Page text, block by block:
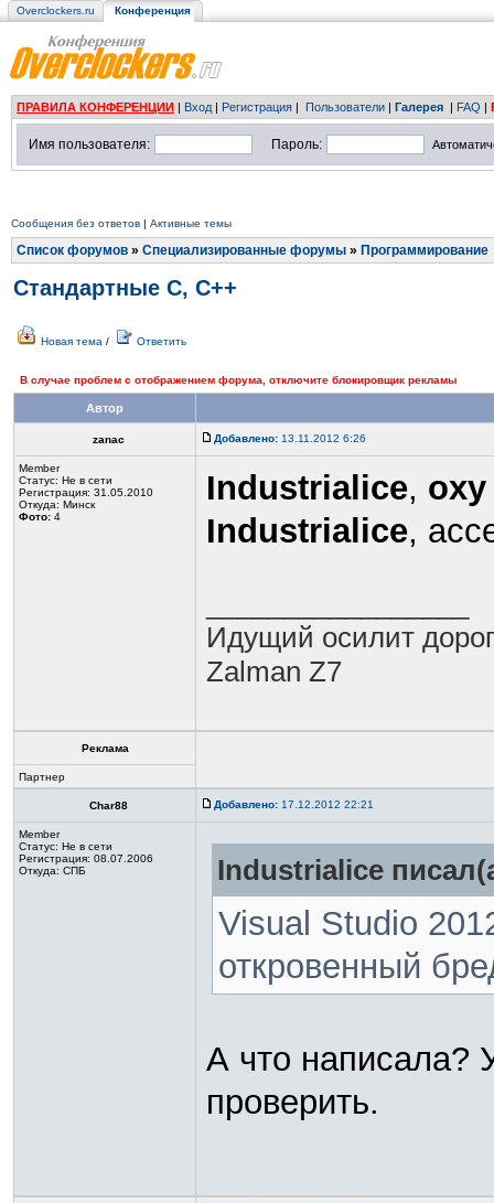
Overclockers.ru Конференция
ПРАВИЛА КОНФЕРЕНЦИИ | Вход | Регистрация | Пользователи | Галерея | FAQ |
Имя пользователя: Пароль:
Сообщения без ответов | Активные темы
Список форумов » Специализированные форумы » Программирование
Стандартные C, C++
Новая тема / Ответить
В случае проблем с отображением форума, отключите блокировщик рекламы
Автор
zanac Добавлено: 13.11.2012 6:26
Member
Статус: Не в сети
Регистрация: 31.05.2010
Откуда: Минск
Фото: 4
Industrialice, oxy
Industrialice,
Идущий осилит
Zalman Z7
Реклама
Партнер
Char88 Добавлено: 17.12.2012 22:21
Member
Статус: Не в сети
Регистрация: 08.07.2006
Откуда: СПБ
Industrialice
Visual Studio
откровенный
А что написала?
проверить.